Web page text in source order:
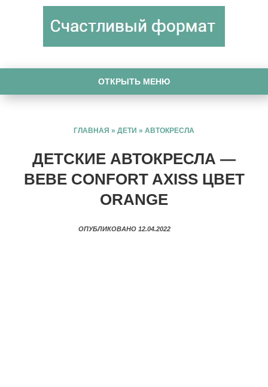
ОТКРЫТЬ МЕНЮ
ГЛАВНАЯ » ДЕТИ » АВТОКРЕСЛА
ДЕТСКИЕ АВТОКРЕСЛА —
BEBE CONFORT AXISS ЦВЕТ
ORANGE
ОПУБЛИКОВАНО 12.04.2022